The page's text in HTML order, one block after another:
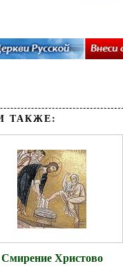
ТАКЖЕ:
Смирение Христово